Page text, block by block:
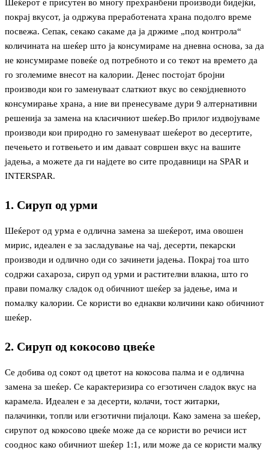
Шеќерот е присутен во многу прехранбени производи бидејќи,
покрај вкусот, ја одржува преработената храна подолго време
посвежа. Сепак, секако сакаме да ја држиме „под контрола“
количината на шеќер што ја консумираме на дневна основа, за да
не консумираме повеќе од потребното и со текот на времето да
го зголемиме внесот на калории. Денес постојат бројни
производи кои го заменуваат слаткиот вкус во секојдневното
консумирање храна, а ние ви пренесуваме дури 9 алтернативни
решенија за замена на класичниот шеќер.Во прилог издвојуваме
производи кои природно го заменуваат шеќерот во десертите,
печењето и готвењето и им даваат совршен вкус на вашите
јадења, а можете да ги најдете во сите продавници на SPAR и
INTERSPAR.
1. Сируп од урми
Шеќерот од урма е одлична замена за шеќерот, има овошен
мирис, идеален е за засладување на чај, десерти, пекарски
производи и одлично оди со зачинети јадења. Покрај тоа што
содржи сахароза, сируп од урми и растителни влакна, што го
прави помалку сладок од обичниот шеќер за јадење, има и
помалку калории. Се користи во еднакви количини како обичниот
шеќер.
2. Сируп од кокосово цвеќе
Се добива од сокот од цветот на кокосова палма и е одлична
замена за шеќер. Се карактеризира со егзотичен сладок вкус на
карамела. Идеален е за десерти, колачи, тост житарки,
палачинки, топли или егзотични пијалоци. Како замена за шеќер,
сирупот од кокосово цвеќе може да се користи во речиси ист
сооднос како обичниот шеќер 1:1, или може да се користи малку